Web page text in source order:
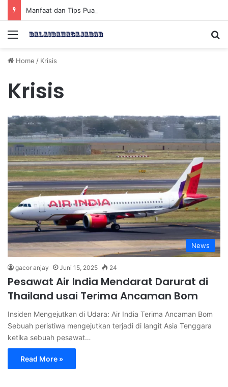
Manfaat dan Tips Puasa untuk Kesehatan Optimal
Menu
Home / Krisis
Krisis
News
gacor anjay Juni 15, 2025 24
Pesawat Air India Mendarat Darurat di
Thailand usai Terima Ancaman Bom
Insiden Mengejutkan di Udara: Air India Terima Ancaman Bom
Sebuah peristiwa mengejutkan terjadi di langit Asia Tenggara
ketika sebuah pesawat…
Read More »